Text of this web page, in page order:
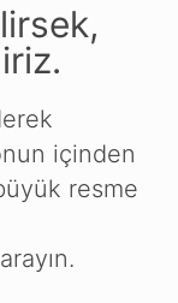
içinden
resme
arayın.